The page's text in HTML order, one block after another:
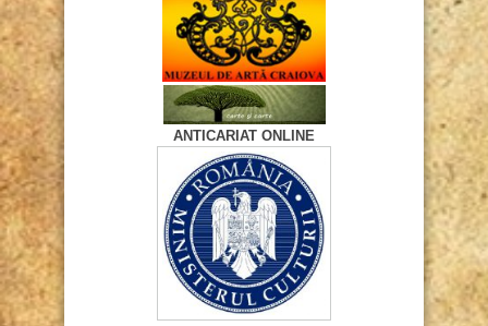
ANTICARIAT ONLINE